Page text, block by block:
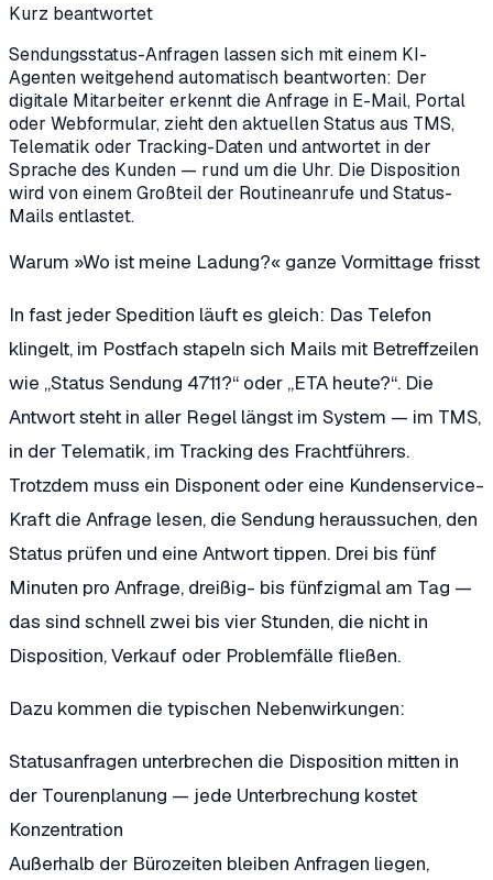
Kurz beantwortet
Sendungsstatus-Anfragen lassen sich mit einem KI-
Agenten weitgehend automatisch beantworten: Der
digitale Mitarbeiter erkennt die Anfrage in E-Mail, Portal
oder Webformular, zieht den aktuellen Status aus TMS,
Telematik oder Tracking-Daten und antwortet in der
Sprache des Kunden — rund um die Uhr. Die Disposition
wird von einem Großteil der Routineanrufe und Status-
Mails entlastet.
Warum »Wo ist meine Ladung?« ganze Vormittage frisst
In fast jeder Spedition läuft es gleich: Das Telefon
klingelt, im Postfach stapeln sich Mails mit Betreffzeilen
wie „Status Sendung 4711?“ oder „ETA heute?“. Die
Antwort steht in aller Regel längst im System — im TMS,
in der Telematik, im Tracking des Frachtführers.
Trotzdem muss ein Disponent oder eine Kundenservice-
Kraft die Anfrage lesen, die Sendung heraussuchen, den
Status prüfen und eine Antwort tippen. Drei bis fünf
Minuten pro Anfrage, dreißig- bis fünfzigmal am Tag —
das sind schnell zwei bis vier Stunden, die nicht in
Disposition, Verkauf oder Problemfälle fließen.
Dazu kommen die typischen Nebenwirkungen:
Statusanfragen unterbrechen die Disposition mitten in
der Tourenplanung — jede Unterbrechung kostet
Konzentration
Außerhalb der Bürozeiten bleiben Anfragen liegen,